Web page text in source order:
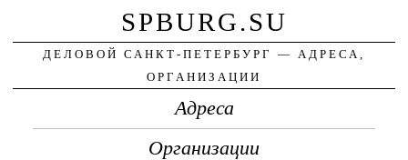
SPBURG.SU
ДЕЛОВОЙ САНКТ-ПЕТЕРБУРГ — АДРЕСА,
ОРГАНИЗАЦИИ
Адреса
Организации